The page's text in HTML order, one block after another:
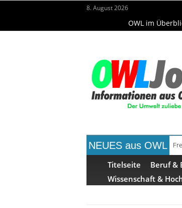
8. August 2026
OWL im
NEUES aus OWL
Titelseite Beruf &
Wissenschaft &